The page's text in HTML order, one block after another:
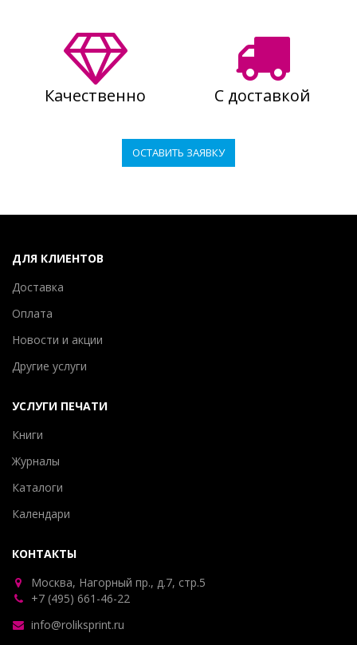
Качественно С доставкой
ОСТАВИТЬ ЗАЯВКУ
ДЛЯ КЛИЕНТОВ
Доставка
Оплата
Новости и акции
Другие услуги
УСЛУГИ ПЕЧАТИ
Книги
Журналы
Каталоги
Календари
КОНТАКТЫ
Москва, Нагорный пр., д.7, стр.5
+7 (495) 661-46-22
info@roliksprint.ru